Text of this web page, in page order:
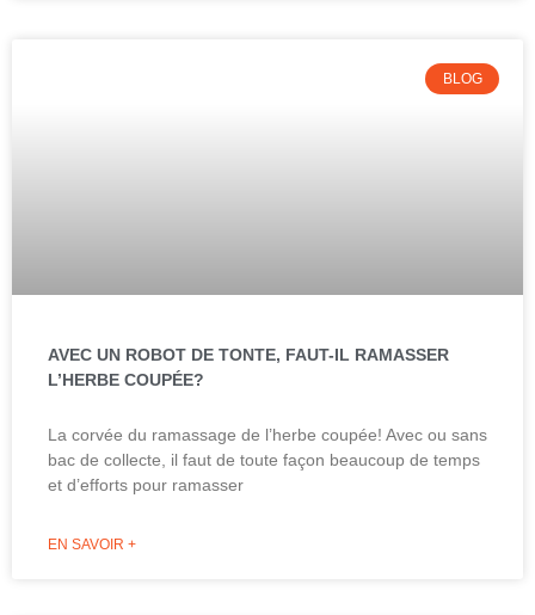
BLOG
AVEC UN ROBOT DE TONTE, FAUT-IL RAMASSER
L’HERBE COUPÉE?
La corvée du ramassage de l’herbe coupée! Avec ou sans
bac de collecte, il faut de toute façon beaucoup de temps
et d’efforts pour ramasser
EN SAVOIR +